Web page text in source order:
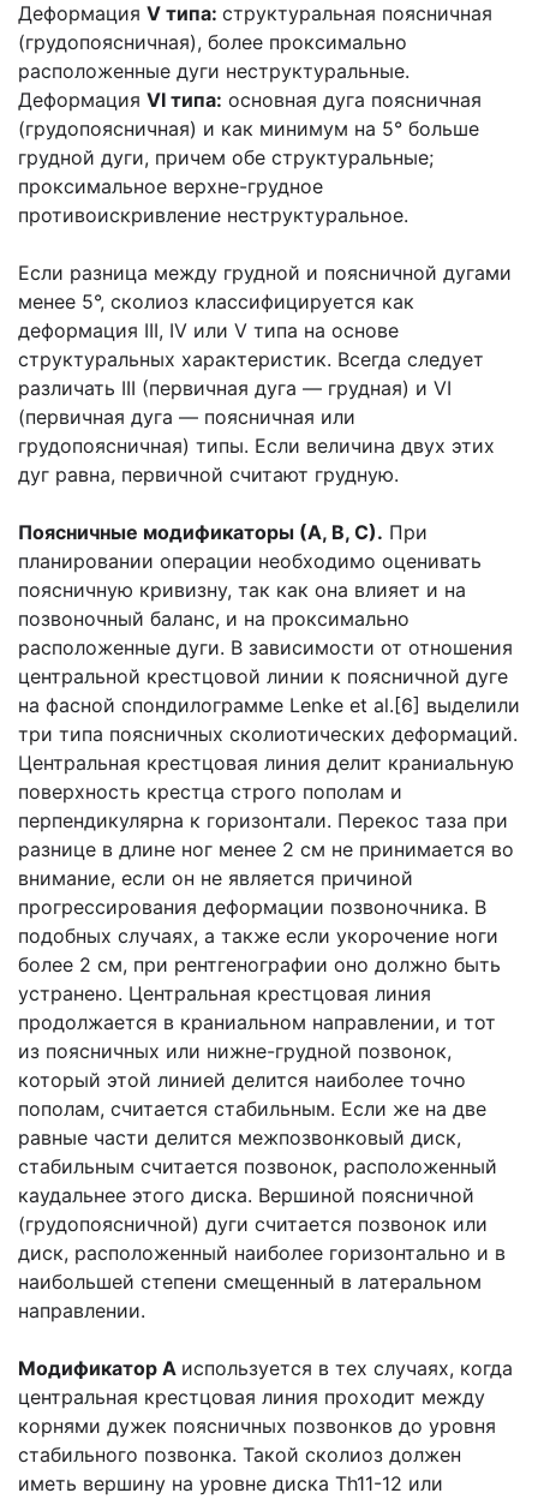
Деформация V типа: структуральная поясничная
(грудопоясничная), более проксимально
расположенные дуги неструктуральные.
Деформация VI типа: основная дуга поясничная
(грудопоясничная) и как минимум на 5° больше
грудной дуги, причем обе структуральные;
проксимальное верхне-грудное
противоискривление неструктуральное.
Если разница между грудной и поясничной дугами
менее 5°, сколиоз классифицируется как
деформация III, IV или V типа на основе
структуральных характеристик. Всегда следует
различать III (первичная дуга — грудная) и VI
(первичная дуга — поясничная или
грудопоясничная) типы. Если величина двух этих
дуг равна, первичной считают грудную.
Поясничные модификаторы (А, В, С). При
планировании операции необходимо оценивать
поясничную кривизну, так как она влияет и на
позвоночный баланс, и на проксимально
расположенные дуги. В зависимости от отношения
центральной крестцовой линии к поясничной дуге
на фасной спондилограмме Lenke et al.[6] выделили
три типа поясничных сколиотических деформаций.
Центральная крестцовая линия делит краниальную
поверхность крестца строго пополам и
перпендикулярна к горизонтали. Перекос таза при
разнице в длине ног менее 2 см не принимается во
внимание, если он не является причиной
прогрессирования деформации позвоночника. В
подобных случаях, а также если укорочение ноги
более 2 см, при рентгенографии оно должно быть
устранено. Центральная крестцовая линия
продолжается в краниальном направлении, и тот
из поясничных или нижне-грудной позвонок,
который этой линией делится наиболее точно
пополам, считается стабильным. Если же на две
равные части делится межпозвонковый диск,
стабильным считается позвонок, расположенный
каудальнее этого диска. Вершиной поясничной
(грудопоясничной) дуги считается позвонок или
диск, расположенный наиболее горизонтально и в
наибольшей степени смещенный в латеральном
направлении.
Модификатор А используется в тех случаях, когда
центральная крестцовая линия проходит между
корнями дужек поясничных позвонков до уровня
стабильного позвонка. Такой сколиоз должен
иметь вершину на уровне диска Th11-12 или